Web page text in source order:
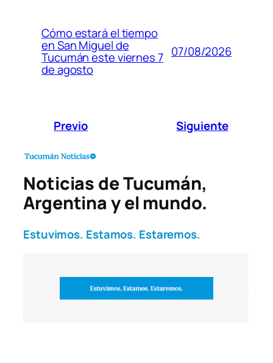
Cómo estará el tiempo
en San Miguel de
Tucumán este viernes 7
de agosto
07/08/2026
Previo Siguiente
Noticias de Tucumán,
Argentina y el mundo.
Estuvimos. Estamos. Estaremos.